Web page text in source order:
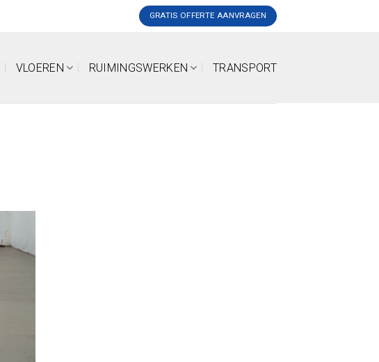
GRATIS OFFERTE AANVRAGEN
VLOEREN RUIMINGSWERKEN TRANSPORT